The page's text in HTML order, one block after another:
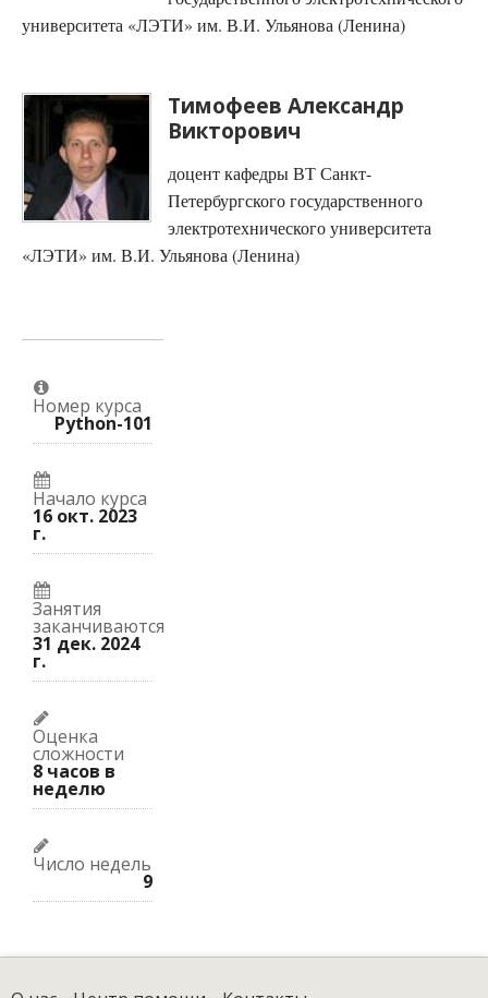
университета «ЛЭТИ» им. В.И. Ульянова (Ленина)
Тимофеeв Александр
Викторович
доцент кафедры ВТ Санкт-
Петербургского государственного
электротехнического университета
«ЛЭТИ» им. В.И. Ульянова (Ленина)
Номер курса
Python-101
Начало курса
16 окт. 2023
г.
Занятия
заканчиваются
31 дек. 2024
г.
Оценка
сложности
8 часов в
неделю
Число недель
9